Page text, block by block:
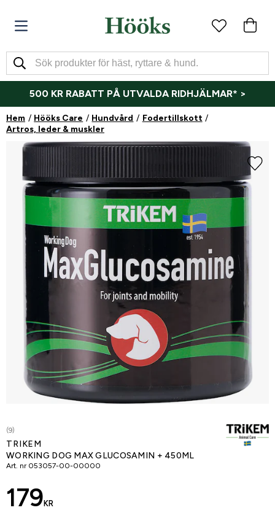
500 KR RABATT PÅ UTVALDA RIDHJÄLMAR* >
Hem Hööks Care Hundvård
Fodertillskott
Artros, leder & muskler
(9)
TRIKEM
WORKING DOG MAX GLUCOSAMIN + 450ML
Art. nr 053057-00-00000
179 KR